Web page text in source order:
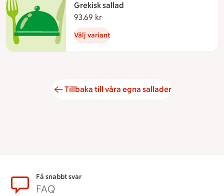
Grekisk sallad
93.69 kr
Välj variant
Tillbaka till våra egna sallader
SidfotFå snabbt svar
FAQ